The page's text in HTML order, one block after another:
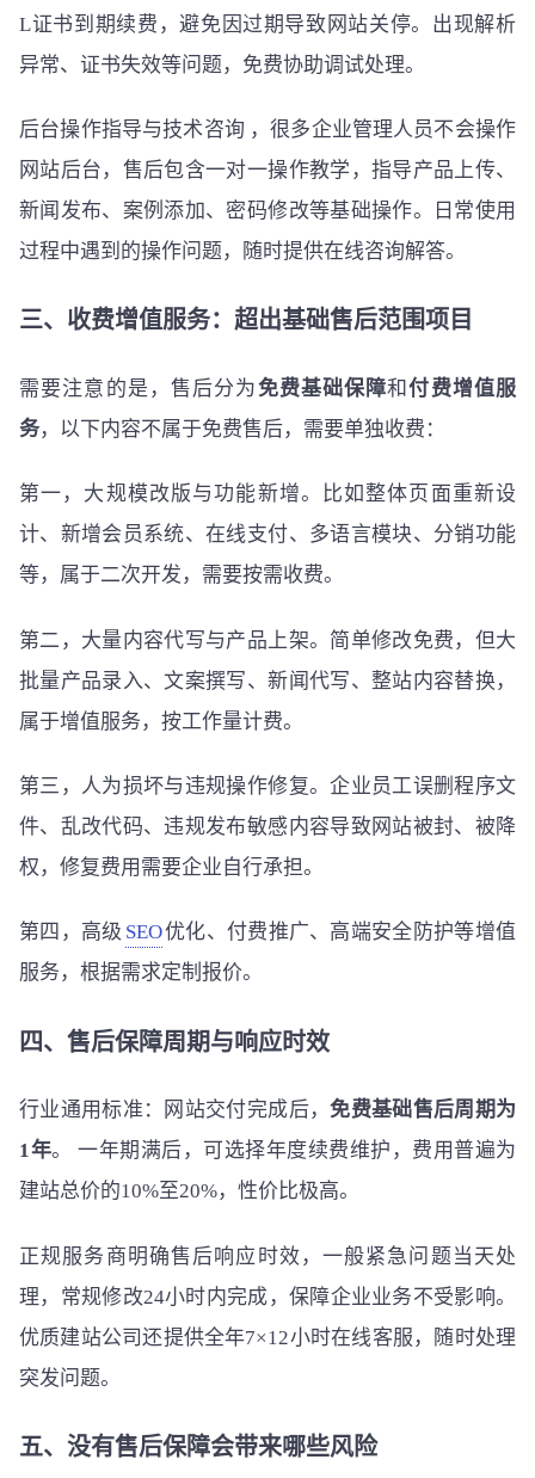
L证书到期续费，避免因过期导致网站关停。出现解析
异常、证书失效等问题，免费协助调试处理。
后台操作指导与技术咨询 ，很多企业管理人员不会操作
网站后台，售后包含一对一操作教学，指导产品上传、
新闻发布、案例添加、密码修改等基础操作。日常使用
过程中遇到的操作问题，随时提供在线咨询解答。
三、收费增值服务：超出基础售后范围项目
需要注意的是，售后分为免费基础保障和付费增值服
务，以下内容不属于免费售后，需要单独收费：
第一，大规模改版与功能新增。比如整体页面重新设
计、新增会员系统、在线支付、多语言模块、分销功能
等，属于二次开发，需要按需收费。
第二，大量内容代写与产品上架。简单修改免费，但大
批量产品录入、文案撰写、新闻代写、整站内容替换，
属于增值服务，按工作量计费。
第三，人为损坏与违规操作修复。企业员工误删程序文
件、乱改代码、违规发布敏感内容导致网站被封、被降
权，修复费用需要企业自行承担。
第四，高级 SEO优化、付费推广、高端安全防护等增值
服务，根据需求定制报价。
四、售后保障周期与响应时效
行业通用标准：网站交付完成后，免费基础售后周期为
1年。 一年期满后，可选择年度续费维护，费用普遍为
建站总价的10%至20%，性价比极高。
正规服务商明确售后响应时效，一般紧急问题当天处
理，常规修改24小时内完成，保障企业业务不受影响。
优质建站公司还提供全年7×12小时在线客服，随时处理
突发问题。
五、没有售后保障会带来哪些风险